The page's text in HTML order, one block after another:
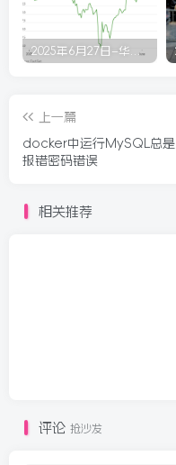
2025年6月27日–华尔街回顾
上一篇
docker中运行MySQL总是
报错密码错误
相关推荐
评论 抢沙发